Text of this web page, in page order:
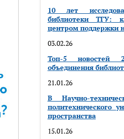
10 лет
библиотеки ТГУ:
центром поддержки
03.02.26
Топ-5 новостей
объединения
21.01.26
В Научно-
политехнического
пространства
15.01.26